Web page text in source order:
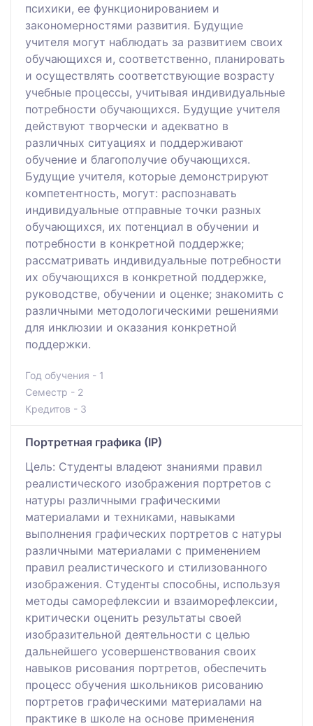
психики, ее функционированием и
закономерностями развития. Будущие
учителя могут наблюдать за развитием своих
обучающихся и, соответственно, планировать
и осуществлять соответствующие возрасту
учебные процессы, учитывая индивидуальные
потребности обучающихся. Будущие учителя
действуют творчески и адекватно в
различных ситуациях и поддерживают
обучение и благополучие обучающихся.
Будущие учителя, которые демонстрируют
компетентность, могут: распознавать
индивидуальные отправные точки разных
обучающихся, их потенциал в обучении и
потребности в конкретной поддержке;
рассматривать индивидуальные потребности
их обучающихся в конкретной поддержке,
руководстве, обучении и оценке; знакомить с
различными методологическими решениями
для инклюзии и оказания конкретной
поддержки.
Год обучения - 1
Семестр - 2
Кредитов - 3
Портретная графика (ІР)
Цель: Студенты владеют знаниями правил
реалистического изображения портретов с
натуры различными графическими
материалами и техниками, навыками
выполнения графических портретов с натуры
различными материалами с применением
правил реалистического и стилизованного
изображения. Студенты способны, используя
методы саморефлексии и взаиморефлексии,
критически оценить результаты своей
изобразительной деятельности с целью
дальнейшего усовершенствования своих
навыков рисования портретов, обеспечить
процесс обучения школьников рисованию
портретов графическими материалами на
практике в школе на основе применения